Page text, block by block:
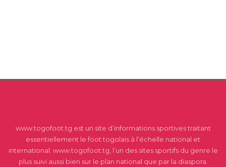
www.togofoot.tg est un site d’informations sportives traitant
essentiellement le foot togolais à l’échelle national et
international. www.togofoot.tg, l’un des sites sportifs du genre le
plus suivi aussi bien sur le plan national que par la diaspora.